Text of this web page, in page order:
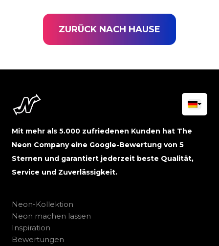
ZURÜCK NACH HAUSE
Mit mehr als 5.000 zufriedenen Kunden hat The
Neon Company eine Google-Bewertung von 5
Sternen und garantiert jederzeit beste Qualität,
Service und Zuverlässigkeit.
Neon-Kollektion
Neon machen lassen
Inspiration
Bewertungen